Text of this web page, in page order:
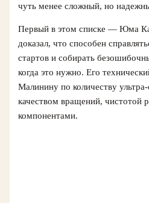
чуть менее сложный, но
Первый в этом списке — Юма
доказал, что способен
стартов и собирать
когда это нужно. Его
Малинину по количеству
качеством вращений, чистотой
компонентами.